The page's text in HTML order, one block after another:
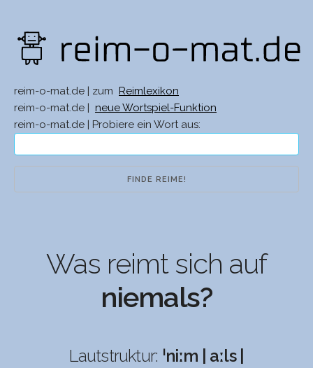
reim-o-mat.de | zum
Reimlexikon
reim-o-mat.de |
neue Wortspiel-Funktion
reim-o-mat.de | Probiere ein Wort aus:
Was reimt sich auf
niemals?
Lautstruktur: ˈniːm | aːls |